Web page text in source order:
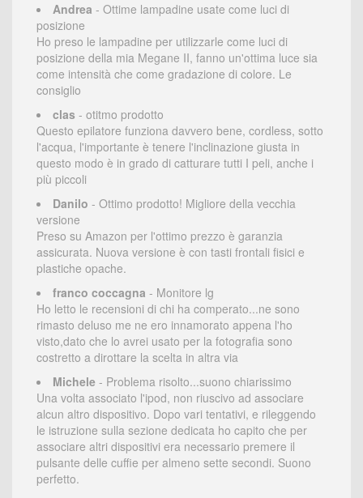
Andrea - Ottime lampadine usate come luci di
posizione
Ho preso le lampadine per utilizzarle come luci di
posizione della mia Megane II, fanno un'ottima luce sia
come intensità che come gradazione di colore. Le
consiglio
clas - otitmo prodotto
Questo epilatore funziona davvero bene, cordless, sotto
l'acqua, l'importante è tenere l'inclinazione giusta in
questo modo è in grado di catturare tutti I peli, anche i
più piccoli
Danilo - Ottimo prodotto! Migliore della vecchia
versione
Preso su Amazon per l'ottimo prezzo è garanzia
assicurata. Nuova versione è con tasti frontali fisici e
plastiche opache.
franco coccagna - Monitore lg
Ho letto le recensioni di chi ha comperato...ne sono
rimasto deluso me ne ero innamorato appena l'ho
visto,dato che lo avrei usato per la fotografia sono
costretto a dirottare la scelta in altra via
Michele - Problema risolto...suono chiarissimo
Una volta associato l'ipod, non riuscivo ad associare
alcun altro dispositivo. Dopo vari tentativi, e rileggendo
le istruzione sulla sezione dedicata ho capito che per
associare altri dispositivi era necessario premere il
pulsante delle cuffie per almeno sette secondi. Suono
perfetto.